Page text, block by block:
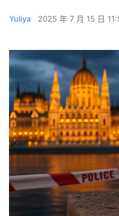
Yuliya 2025 年 7 月 15 日